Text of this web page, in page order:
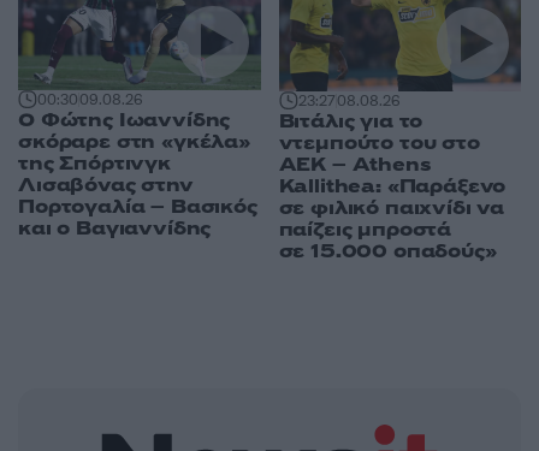
00:3009.08.26
Ο Φώτης Ιωαννίδης
σκόραρε στη «γκέλα»
της Σπόρτινγκ
Λισαβόνας στην
Πορτογαλία – Βασικός
και ο Βαγιαννίδης
23:2708.08.26
Βιτάλις για το
ντεμπούτο του στο
ΑΕΚ – Athens
Kallithea: «Παράξενο
σε φιλικό παιχνίδι να
παίζεις μπροστά
σε 15.000 οπαδούς»